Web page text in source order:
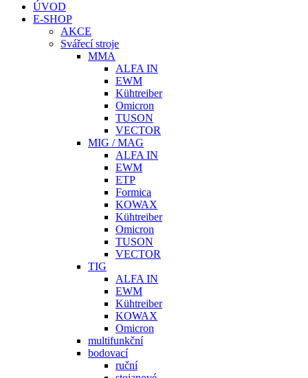
ÚVOD
E-SHOP
AKCE
Svářecí stroje
MMA
ALFA IN
EWM
Kühtreiber
Omicron
TUSON
VECTOR
MIG / MAG
ALFA IN
EWM
ETP
Formica
KOWAX
Kühtreiber
Omicron
TUSON
VECTOR
TIG
ALFA IN
EWM
Kühtreiber
KOWAX
Omicron
multifunkční
bodovací
ruční